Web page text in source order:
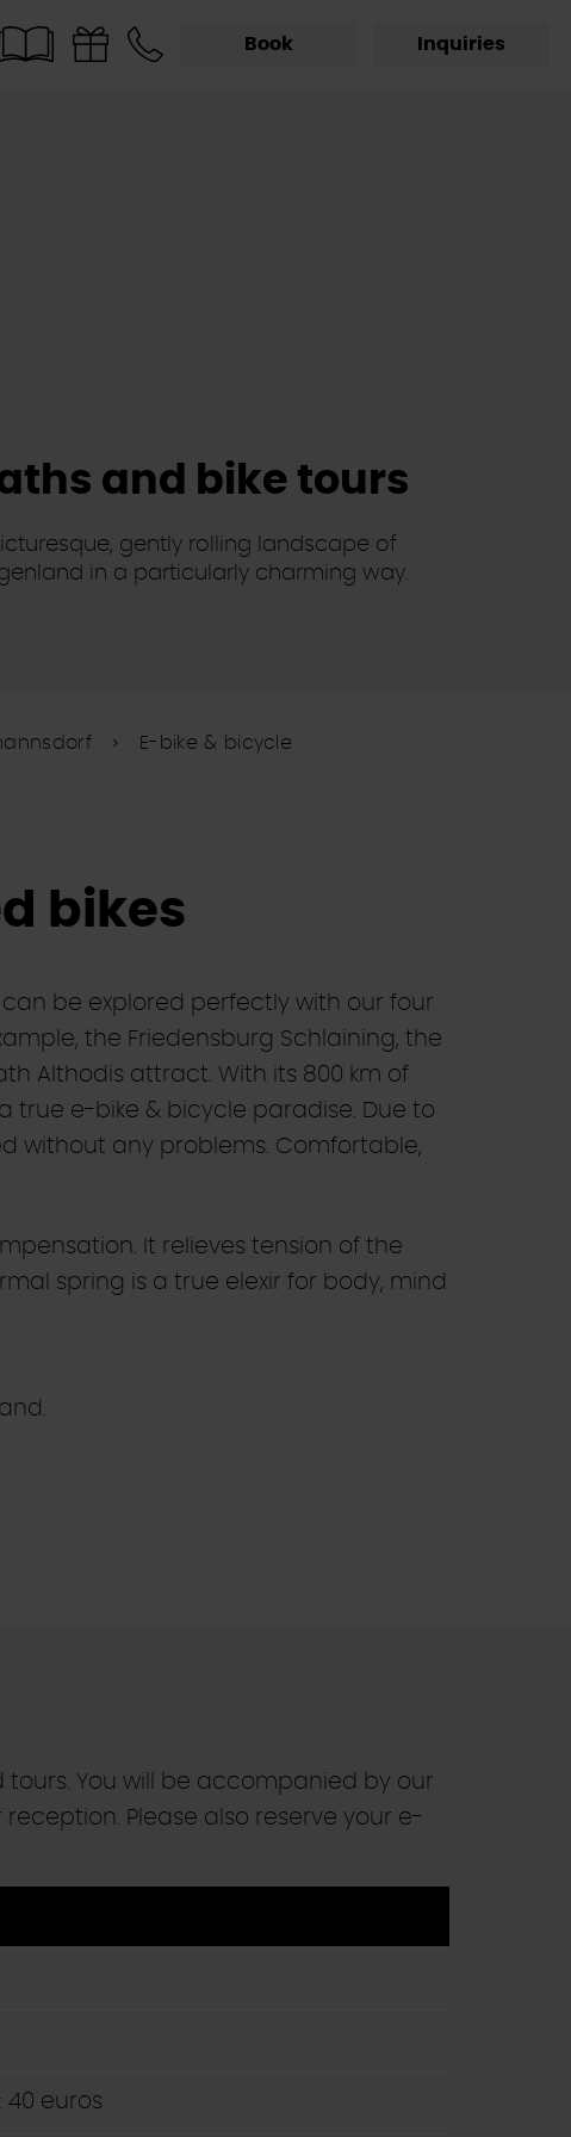
and bike tours
gently rolling landscape of
in a particularly charming way.
Inquiries
Book
E-bike & bicycle
bikes
can be explored perfectly with our four
the Friedensburg Schlaining, the
Althodis attract. With its 800 km of
true e-bike & bicycle paradise. Due to
without any problems. Comfortable,
It relieves tension of the
spring is a true elexir for body, mind
You will be accompanied by our
Please also reserve your e-
40 euros